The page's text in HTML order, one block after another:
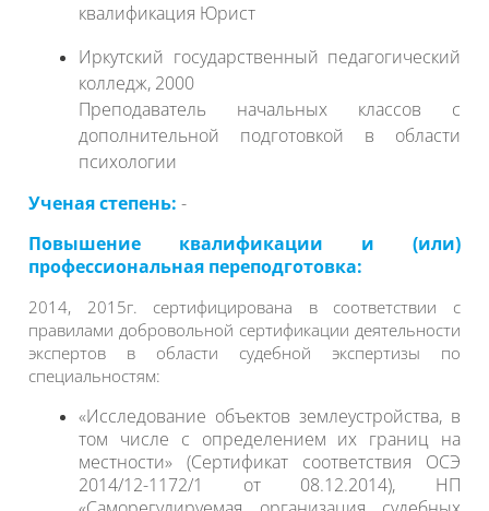
квалификация Юрист
Иркутский государственный педагогический
колледж, 2000
Преподаватель начальных классов с
дополнительной подготовкой в области
психологии
Ученая степень: -
Повышение квалификации и (или)
профессиональная переподготовка:
2014, 2015г. сертифицирована в соответствии с
правилами добровольной сертификации деятельности
экспертов в области судебной экспертизы по
специальностям:
«Исследование объектов землеустройства, в
том числе с определением их границ на
местности» (Сертификат соответствия ОСЭ
2014/12-1172/1 от 08.12.2014), НП